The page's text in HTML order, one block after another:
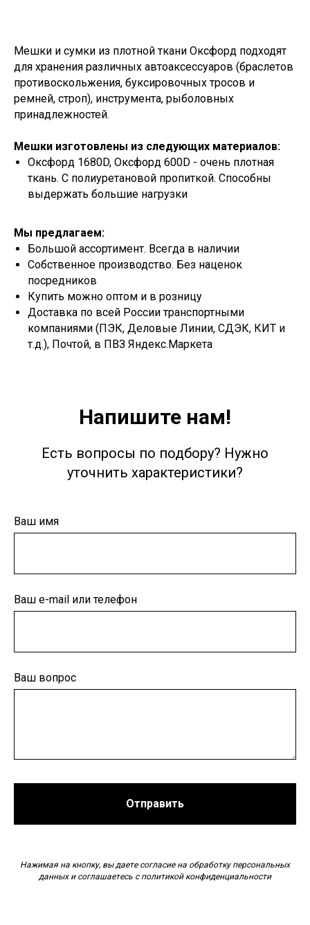
Мешки и сумки из плотной ткани Оксфорд подходят
для хранения различных автоаксессуаров (браслетов
противоскольжения, буксировочных тросов и
ремней, строп), инструмента, рыболовных
принадлежностей.
Мешки изготовлены из следующих материалов:
Оксфорд 1680D, Оксфорд 600D - очень плотная
ткань. С полиуретановой пропиткой. Способны
выдержать большие нагрузки
Мы предлагаем:
Большой ассортимент. Всегда в наличии
Собственное производство. Без наценок
посредников
Купить можно оптом и в розницу
Доставка по всей России транспортными
компаниями (ПЭК, Деловые Линии, СДЭК, КИТ и
т.д.), Почтой, в ПВЗ Яндекс.Маркета
Напишите нам!
Есть вопросы по подбору? Нужно
уточнить характеристики?
Ваш имя
Ваш e-mail или телефон
Ваш вопрос
Отправить
Нажимая на кнопку, вы даете согласие на обработку персональных
данных и соглашаетесь c политикой конфиденциальности